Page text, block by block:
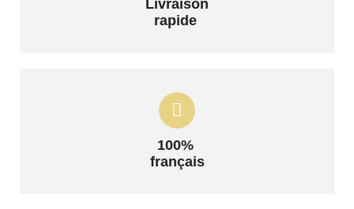
Livraison
rapide
100%
français